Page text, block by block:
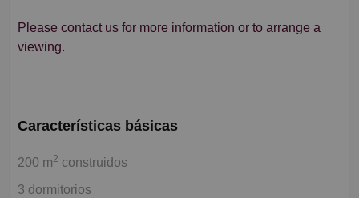
Please contact us for more information or to arrange a
viewing.
Características básicas
200 m2 construidos
3 dormitorios